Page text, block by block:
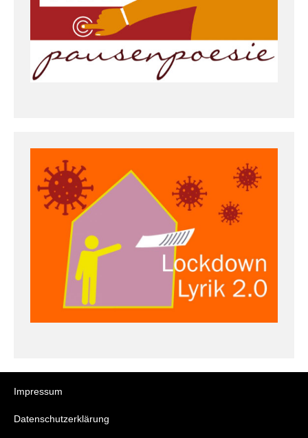
Impressum
Datenschutzerklärung